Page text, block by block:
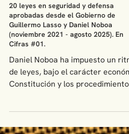
En cifras
20 leyes en seguridad y defensa
aprobadas desde el Gobierno de
Guillermo Lasso y Daniel Noboa
Cifras #01.
Daniel Noboa ha impuesto un
de leyes, bajo el carácter
justificar sus reformas. Desde que estalló la ola de violencia